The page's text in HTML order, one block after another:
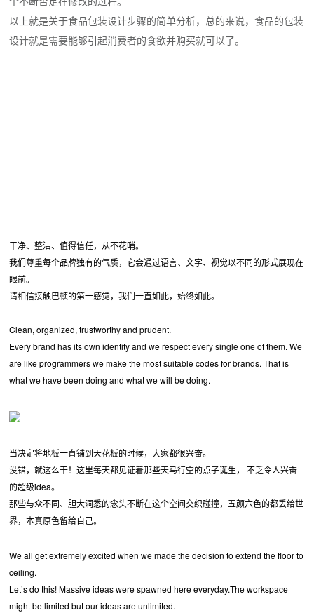
以上就是关于食品包装设计步骤的简单分析，总的来说，食品的包装
设计就是需要能够引起消费者的食欲并购买就可以了。
干净、整洁、值得信任，从不花哨。
我们尊重每个品牌独有的气质，它会通过语言、文字、视觉以不同的形式展现在
眼前。
请相信接触巴顿的第一感觉，我们一直如此，始终如此。
Clean, organized, trustworthy and prudent.
Every brand has its own identity and we respect every single one of them. We
are like programmers we make the most suitable codes for brands. That is
what we have been doing and what we will be doing.
当决定将地板一直铺到天花板的时候，大家都很兴奋。
没错，就这么干！这里每天都见证着那些天马行空的点子诞生， 不乏令人兴奋
的超级idea。
那些与众不同、胆大洞悉的念头不断在这个空间交织碰撞，五颜六色的都丢给世
界，本真原色留给自己。
We all get extremely excited when we made the decision to extend the floor to
ceiling.
Let’s do this! Massive ideas were spawned here everyday.The workspace
might be limited but our ideas are unlimited.